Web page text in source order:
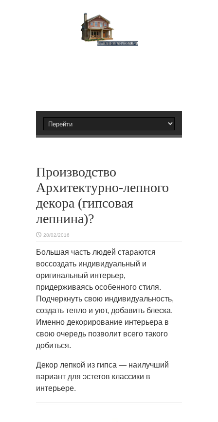
Производство
Архитектурно-лепного
декора (гипсовая
лепнина)?
28/02/2016
Большая часть людей стараются
воссоздать индивидуальный и
оригинальный интерьер,
придерживаясь особенного стиля.
Подчеркнуть свою индивидуальность,
создать тепло и уют, добавить блеска.
Именно декорирование интерьера в
свою очередь позволит всего такого
добиться.
Декор лепкой из гипса — наилучший
вариант для эстетов классики в
интерьере.